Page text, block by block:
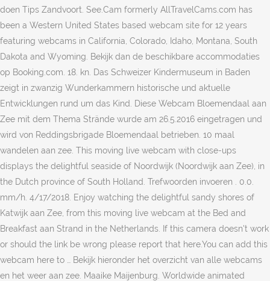
doen Tips Zandvoort. See.Cam formerly AllTravelCams.com has
been a Western United States based webcam site for 12 years
featuring webcams in California, Colorado, Idaho, Montana, South
Dakota and Wyoming. Bekijk dan de beschikbare accommodaties
op Booking.com. 18. kn. Das Schweizer Kindermuseum in Baden
zeigt in zwanzig Wunderkammern historische und aktuelle
Entwicklungen rund um das Kind. Diese Webcam Bloemendaal aan
Zee mit dem Thema Strände wurde am 26.5.2016 eingetragen und
wird von Reddingsbrigade Bloemendaal betrieben. 10 maal
wandelen aan zee. This moving live webcam with close-ups
displays the delightful seaside of Noordwijk (Noordwijk aan Zee), in
the Dutch province of South Holland. Trefwoorden invoeren . 0.0.
mm/h. 4/17/2018. Enjoy watching the delightful sandy shores of
Katwijk aan Zee, from this moving live webcam at the Bed and
Breakfast aan Strand in the Netherlands. If this camera doesn't work
or should the link be wrong please report that here.You can add this
webcam here to … Bekijk hieronder het overzicht van alle webcams
en het weer aan zee. Maaike Maijenburg. Worldwide animated